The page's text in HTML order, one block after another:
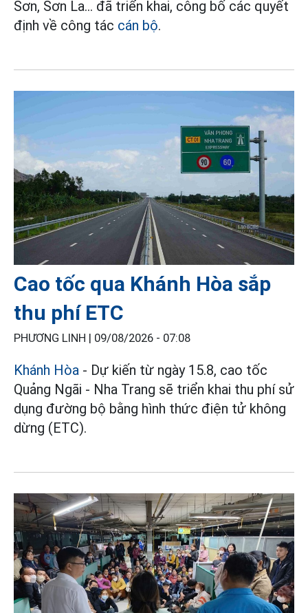
Sơn, Sơn La... đã triển khai, công bố các quyết
định về công tác cán bộ.
Cao tốc qua Khánh Hòa sắp
thu phí ETC
PHƯƠNG LINH | 09/08/2026 - 07:08
Khánh Hòa - Dự kiến từ ngày 15.8, cao tốc
Quảng Ngãi - Nha Trang sẽ triển khai thu phí sử
dụng đường bộ bằng hình thức điện tử không
dừng (ETC).